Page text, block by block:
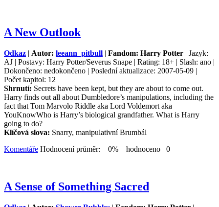
A New Outlook
Odkaz | Autor: leeann_pitbull | Fandom: Harry Potter | Jazyk:
AJ | Postavy: Harry Potter/Severus Snape | Rating: 18+ | Slash: ano |
Dokončeno: nedokončeno | Poslední aktualizace: 2007-05-09 |
Počet kapitol: 12
Shrnutí: Secrets have been kept, but they are about to come out.
Harry finds out all about Dumbledore’s manipulations, including the
fact that Tom Marvolo Riddle aka Lord Voldemort aka
YouKnowWho is Harry’s biological grandfather. What is Harry
going to do?
Klíčová slova: Snarry, manipulativní Brumbál
Komentáře Hodnocení průměr: 0% hodnoceno 0
A Sense of Something Sacred